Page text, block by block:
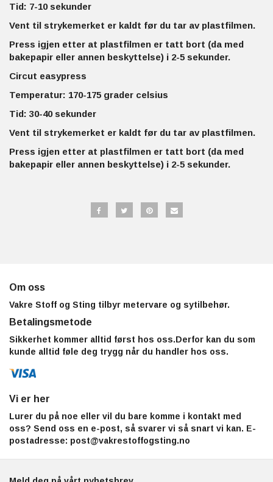
Tid: 7-10 sekunder
Vent til strykemerket er kaldt før du tar av plastfilmen.
Press igjen etter at plastfilmen er tatt bort (da med
bakepapir eller annen beskyttelse) i 2-5 sekunder.
Circut easypress
Temperatur: 170-175 grader celsius
Tid: 30-40 sekunder
Vent til strykemerket er kaldt før du tar av plastfilmen.
Press igjen etter at plastfilmen er tatt bort (da med
bakepapir eller annen beskyttelse) i 2-5 sekunder.
Om oss
Vakre Stoff og Sting tilbyr metervare og sytilbehør.
Betalingsmetode
Sikkerhet kommer alltid først hos oss.Derfor kan du som
kunde alltid føle deg trygg når du handler hos oss.
Vi er her
Lurer du på noe eller vil du bare komme i kontakt med
oss? Send oss en e-post, så svarer vi så snart vi kan. E-
postadresse: post@vakrestoffogsting.no